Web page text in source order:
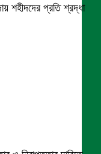
শহীদদের প্রতি শ্রদ্ধা